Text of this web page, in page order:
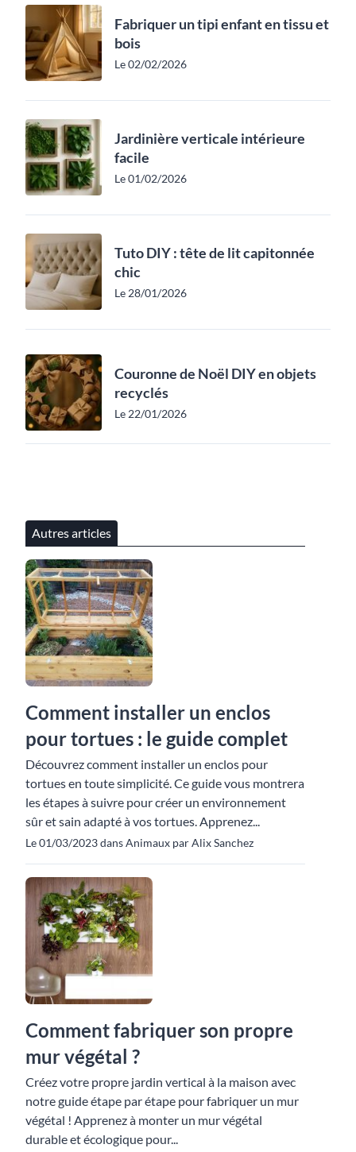
Fabriquer un tipi enfant en tissu et
bois
Le 02/02/2026
Jardinière verticale intérieure
facile
Le 01/02/2026
Tuto DIY : tête de lit capitonnée
chic
Le 28/01/2026
Couronne de Noël DIY en objets
recyclés
Le 22/01/2026
Autres articles
Comment installer un enclos
pour tortues : le guide complet
Découvrez comment installer un enclos pour
tortues en toute simplicité. Ce guide vous montrera
les étapes à suivre pour créer un environnement
sûr et sain adapté à vos tortues. Apprenez...
Le 01/03/2023 dans Animaux par Alix Sanchez
Comment fabriquer son propre
mur végétal ?
Créez votre propre jardin vertical à la maison avec
notre guide étape par étape pour fabriquer un mur
végétal ! Apprenez à monter un mur végétal
durable et écologique pour...